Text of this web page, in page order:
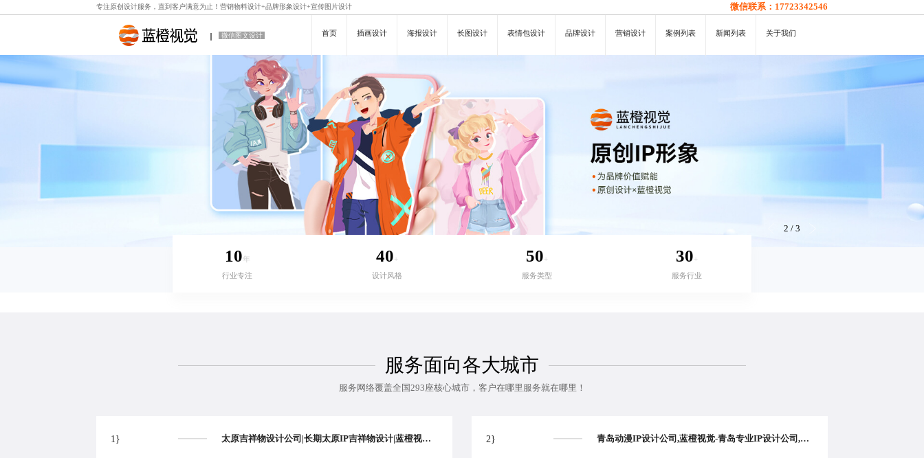
专注原创设计服务，直到客户满意为止！ 营销物料设计+品牌形象设计+宣传图片设计 微信联系： 17723342546
微信图文设计 首页 插画设计 海报设计 长图设计 表情包设计 品牌设计 营销设计 案例列表 新闻列表 关于我们
3 / 3
10年
行业专注
40+
设计风格
50+
服务类型
30+
服务行业
服务面向各大城市
服务网络覆盖全国293座核心城市，客户在哪里服务就在哪里！
1} 太原吉祥物设计公司|长期太原IP吉祥物设计|蓝橙视觉-太原卡通形象设计公司|太原IP衍生品设计-服务性价比高 2} 青岛动漫IP设计公司,蓝橙视觉-青岛专业IP设计公司,专注青岛IP衍生品设计公司-致力于合作共赢